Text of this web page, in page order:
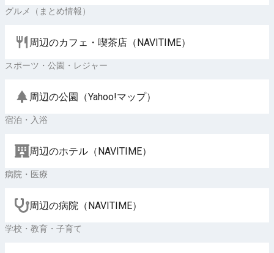
グルメ（まとめ情報）
周辺のカフェ・喫茶店（NAVITIME）
スポーツ・公園・レジャー
周辺の公園（Yahoo!マップ）
宿泊・入浴
周辺のホテル（NAVITIME）
病院・医療
周辺の病院（NAVITIME）
学校・教育・子育て